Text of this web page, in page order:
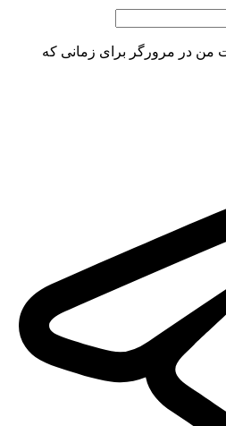
من در مرورگر برای زمانی که